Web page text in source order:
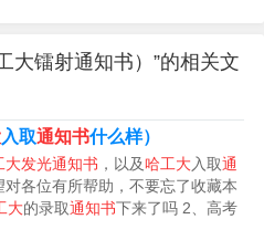
书采用A4纸张大小，横向排
校的校徽和名称，下方是学
录取通知书样式，除了红、
以吃的惊喜。“上车饺子下车
大镭射通知书）”的相关文
入取通知书什么样）
大发光通知书 ，以及哈工大入取通
对各位有所帮助，不要忘了收藏本
大的录取通知书下来了吗 2、高考